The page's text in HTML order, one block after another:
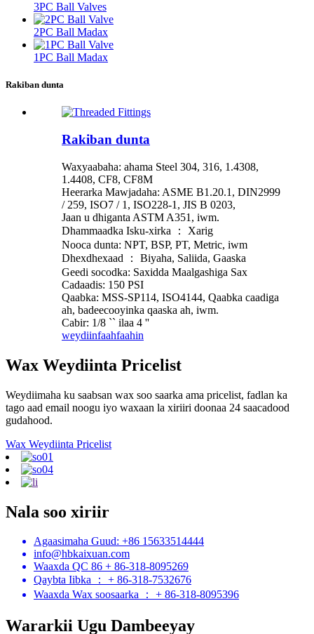
3PC Ball Valves
2PC Ball Madax
1PC Ball Madax
Rakiban dunta
Rakiban dunta
Waxyaabaha: ahama Steel 304, 316, 1.4308,
1.4408, CF8, CF8M
Heerarka Mawjadaha: ASME B1.20.1, DIN2999
/ 259, ISO7 / 1, ISO228-1, JIS B 0203,
Jaan u dhiganta ASTM A351, iwm.
Dhammaadka Isku-xirka ： Xarig
Nooca dunta: NPT, BSP, PT, Metric, iwm
Dhexdhexaad ： Biyaha, Saliida, Gaaska
Geedi socodka: Saxidda Maalgashiga Sax
Cadaadis: 150 PSI
Qaabka: MSS-SP114, ISO4144, Qaabka caadiga
ah, badeecooyinka qaaska ah, iwm.
Cabir: 1/8 `` ilaa 4 ''
weydiinfaahfaahin
Wax Weydiinta Pricelist
Weydiimaha ku saabsan wax soo saarka ama pricelist, fadlan ka
tago aad email noogu iyo waxaan la xiriiri doonaa 24 saacadood
gudahood.
Wax Weydiinta Pricelist
Nala soo xiriir
Agaasimaha Guud: +86 15633514444
info@hbkaixuan.com
Waaxda QC 86 + 86-318-8095269
Qaybta Iibka ： + 86-318-7532676
Waaxda Wax soosaarka ： + 86-318-8095396
Wararkii Ugu Dambeeyay